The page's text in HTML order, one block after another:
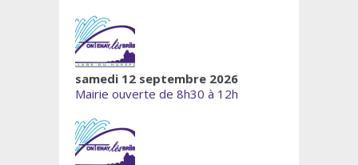
samedi 12 septembre 2026
Mairie ouverte de 8h30 à 12h